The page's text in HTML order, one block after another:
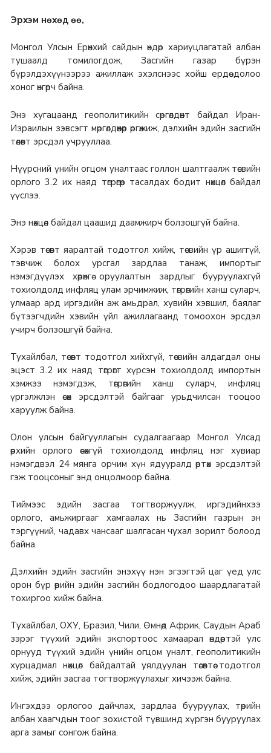
Эрхэм нөхөд өө,
Монгол Улсын Ерөнхий сайдын өндөр хариуцлагатай албан
тушаалд томилогдож, Засгийн газар бүрэн
бүрэлдэхүүнээрээ ажиллаж эхэлснээс хойш ердөө долоо
хоног өнгөрч байна.
Энэ хугацаанд геополитикийн сөргөлдөөнт байдал Иран-
Израилын зэвсэгт мөргөлдөөнөөр өргөжиж, дэлхийн эдийн засгийн
төлөвт эрсдэл учрууллаа.
Нүүрсний үнийн огцом уналтаас голлон шалтгаалж төсвийн
орлого 3.2 их наяд төгрөгөөр тасалдах бодит нөхцөл байдал
үүслээ.
Энэ нөхцөл байдал цаашид даамжирч болзошгүй байна.
Хэрэв төсөвт яаралтай тодотгол хийж, төсвийн үр ашиггүй,
тэвчиж болох урсгал зардлаа танаж, импортыг
нэмэгдүүлэх хөрөнгө оруулалтын зардлыг бууруулахгүй
тохиолдолд инфляц улам эрчимжиж, төгрөгийн ханш суларч,
улмаар ард иргэдийн аж амьдрал, хувийн хэвшил, баялаг
бүтээгчдийн хэвийн үйл ажиллагаанд томоохон эрсдэл
учирч болзошгүй байна.
Тухайлбал, төсөвт тодотгол хийхгүй, төсвийн алдагдал оны
эцэст 3.2 их наяд төгрөгт хүрсэн тохиолдолд импортын
хэмжээ нэмэгдэж, төгрөгийн ханш суларч, инфляц
үргэлжлэн өсөх эрсдэлтэй байгааг урьдчилсан тооцоо
харуулж байна.
Олон улсын байгууллагын судалгаагаар Монгол Улсад
өрхийн орлого өсөхгүй тохиолдолд инфляц нэг хувиар
нэмэгдвэл 24 мянга орчим хүн ядууралд өртөх эрсдэлтэй
гэж тооцсоныг энд онцолмоор байна.
Тиймээс эдийн засгаа тогтворжуулж, иргэдийнхээ
орлого, амьжиргааг хамгаалах нь Засгийн газрын эн
тэргүүний, чадавх чансааг шалгасан чухал зорилт болоод
байна.
Дэлхийн эдийн засгийн энэхүү нэн эгзэгтэй цаг үед улс
орон бүр өөрийн эдийн засгийн бодлогодоо шаардлагатай
тохиргоо хийж байна.
Тухайлбал, ОХУ, Бразил, Чили, Өмнөд Африк, Саудын Араб
зэрэг түүхий эдийн экспортоос хамаарал өндөртэй улс
орнууд түүхий эдийн үнийн огцом уналт, геополитикийн
хурцадмал нөхцөл байдалтай уялдуулан төсөвтөө тодотгол
хийж, эдийн засгаа тогтворжуулахыг хичээж байна.
Ингэхдээ орлогоо дайчлах, зардлаа бууруулах, төрийн
албан хаагчдын тоог зохистой түвшинд хүргэн бууруулах
арга замыг сонгож байна.